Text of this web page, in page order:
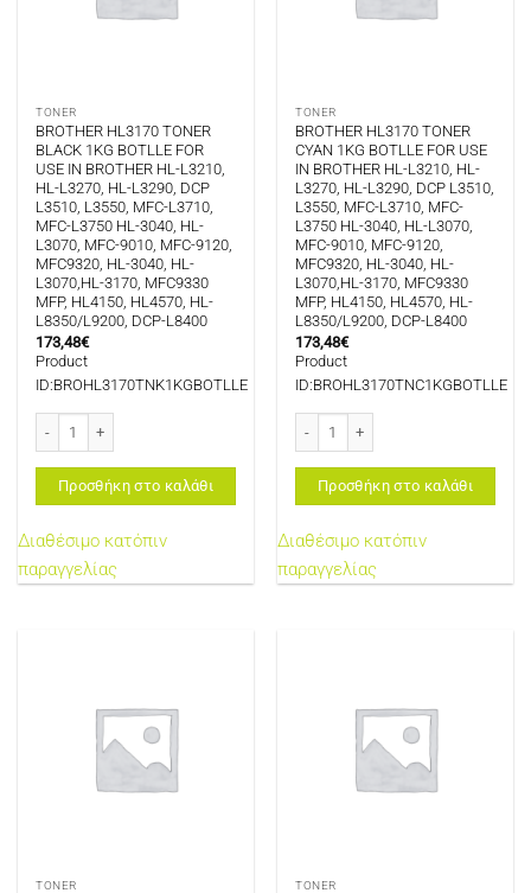
TONER
BROTHER HL3170 TONER
BLACK 1KG BOTLLE FOR
USE IN BROTHER HL-L3210,
HL-L3270, HL-L3290, DCP
L3510, L3550, MFC-L3710,
MFC-L3750 HL-3040, HL-
L3070, MFC-9010, MFC-9120,
MFC9320, HL-3040, HL-
L3070,HL-3170, MFC9330
MFP, HL4150, HL4570, HL-
L8350/L9200, DCP-L8400
173,48€
Product
ID:BROHL3170TNK1KGBOTLLE
Προσθήκη στο καλάθι
Διαθέσιμο κατόπιν
παραγγελίας
TONER
BROTHER HL3170 TONER
CYAN 1KG BOTLLE FOR USE
IN BROTHER HL-L3210, HL-
L3270, HL-L3290, DCP L3510,
L3550, MFC-L3710, MFC-
L3750 HL-3040, HL-L3070,
MFC-9010, MFC-9120,
MFC9320, HL-3040, HL-
L3070,HL-3170, MFC9330
MFP, HL4150, HL4570, HL-
L8350/L9200, DCP-L8400
173,48€
Product
ID:BROHL3170TNC1KGBOTLLE
Προσθήκη στο καλάθι
Διαθέσιμο κατόπιν
παραγγελίας
TONER TONER